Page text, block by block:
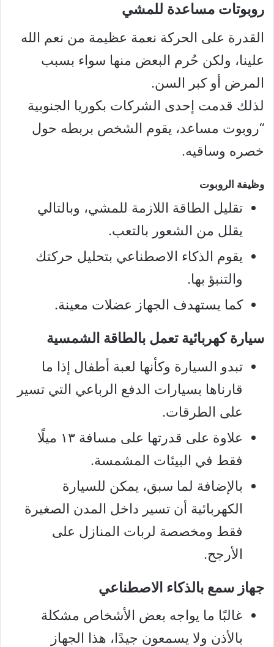
روبوتات مساعدة للمشي
القدرة على الحركة نعمة عظيمة من نعم الله
علينا، ولكن حُرم البعض منها سواء بسبب
المرض أو كبر السن.
لذلك قدمت إحدى الشركات بكوريا الجنوبية
“روبوت مساعد، يقوم الشخص بربطه حول
خصره وساقيه.
وظيفة الروبوت
تقليل الطاقة اللازمة للمشي، وبالتالي
يقلل من الشعور بالتعب.
يقوم الذكاء الاصطناعي بتحليل حركتك
والتنبؤ بها.
كما يستهدف الجهاز عضلات معينة.
سيارة كهربائية تعمل بالطاقة الشمسية
تبدو السيارة وكأنها لعبة أطفال إذا ما
قارناها بسيارات الدفع الرباعي التي تسير
على الطرقات.
علاوة على قدرتها على مسافة ١٣ ميلًا
فقط في البيئات المشمسة.
بالإضافة لما سبق، يمكن للسيارة
الكهربائية أن تسير داخل المدن الصغيرة
فقط ومخصصة لربات المنازل على
الأرجح.
جهاز سمع بالذكاء الاصطناعي
غالبًا ما يواجه بعض الأشخاص مشكلة
بالأذن ولا يسمعون جيدًا، هذا الجهاز